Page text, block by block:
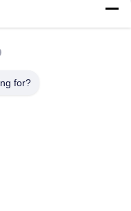
for?